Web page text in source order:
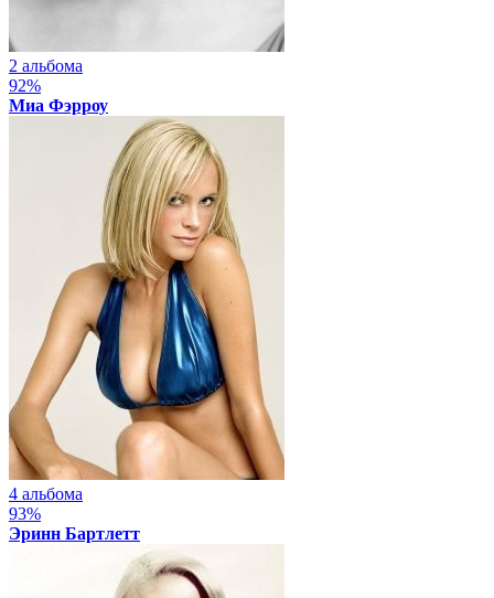
2 альбома
92%
Миа Фэрроу
4 альбома
93%
Эринн Бартлетт